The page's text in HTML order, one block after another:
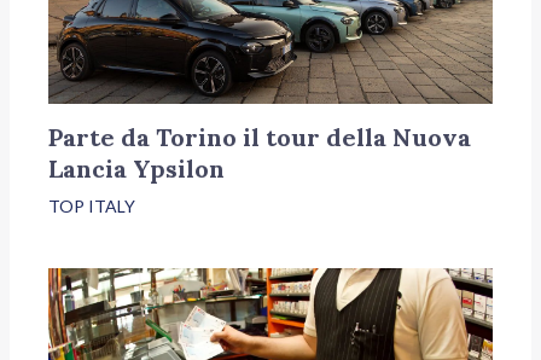
Parte da Torino il tour della Nuova
Lancia Ypsilon
TOP ITALY